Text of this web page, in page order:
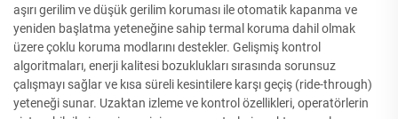
aşırı gerilim ve düşük gerilim koruması ile otomatik kapanma ve
yeniden başlatma yeteneğine sahip termal koruma dahil olmak
üzere çoklu koruma modlarını destekler. Gelişmiş kontrol
algoritmaları, enerji kalitesi bozuklukları sırasında sorunsuz
çalışmayı sağlar ve kısa süreli kesintilere karşı geçiş (ride-through)
yeteneği sunar. Uzaktan izleme ve kontrol özellikleri, operatörlerin